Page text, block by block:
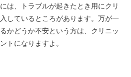
は、トラブルが起きたとき用にクリ
しているところがあります。万が一
かどうか不安という方は、クリニッ
トになりますよ。